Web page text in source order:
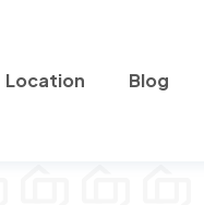
Location Blog